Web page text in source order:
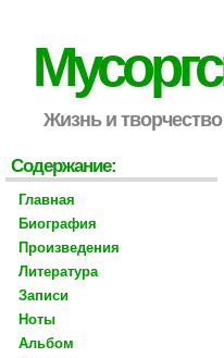
Жизнь и
Содержание:
Главная
Биография
Произведения
Литература
Записи
Ноты
Альбом